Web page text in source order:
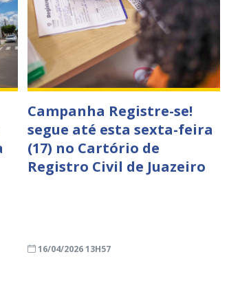
Campanha Registre-se!
segue até esta sexta-feira
(17) no Cartório de
Registro Civil de Juazeiro
16/04/2026 13H57